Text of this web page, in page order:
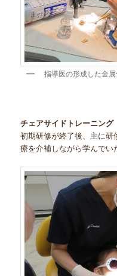
指導医の形成した金
チェアサイドトレーニング
初期研修が終了後、主に
療を介補しながら学んでい